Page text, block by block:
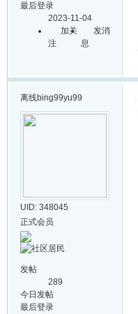
最后登录
2023-11-04
加关
注
发消
息
离线bing99yu99
UID: 348045
正式会员
发帖
289
今日发帖
最后登录